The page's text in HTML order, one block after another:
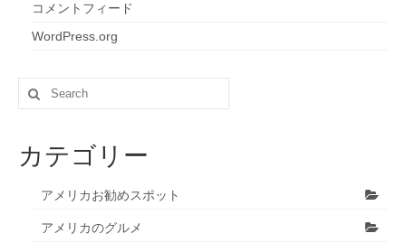
コメントフィード
WordPress.org
Search
for:
カテゴリー
アメリカお勧めスポット
アメリカのグルメ